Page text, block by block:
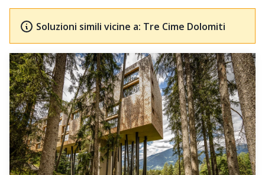
Soluzioni simili vicine a: Tre Cime Dolomiti